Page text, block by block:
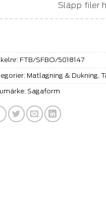
Släpp filer
FTB/SFBO/5018147
Matlagning & Dukning,
Sagaform